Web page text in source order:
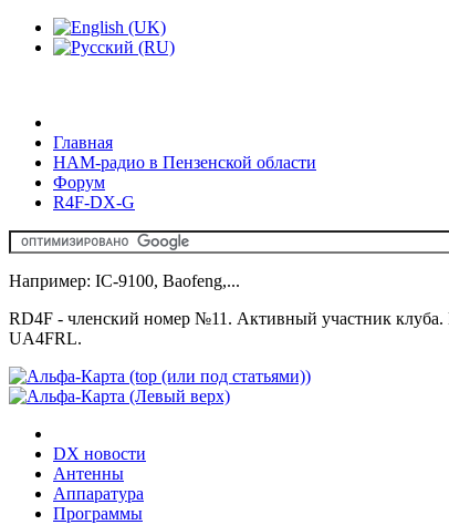
Главная
HAM-радио в Пензенской области
Форум
R4F-DX-G
Например: IC-9100, Baofeng,...
RD4F - членский номер №11. Активный участник
UA4FRL.
DX новости
Антенны
Аппаратура
Программы